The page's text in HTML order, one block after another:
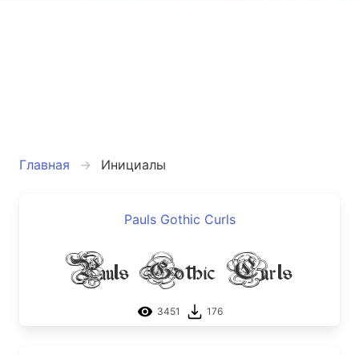
Главная Инициалы
Pauls Gothic Curls
Pauls Gothic Curls
3451 176